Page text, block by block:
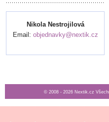
Nikola Nestrojilová
Email: objednavky@nextik.cz
© 2008 - 2026 Nextik.cz